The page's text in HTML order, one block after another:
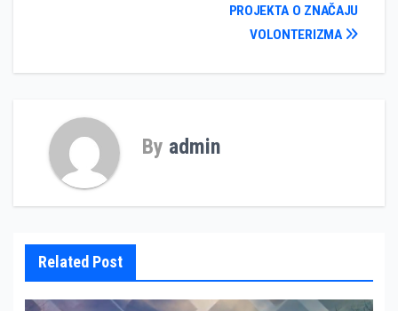
PROJEKTA O ZNAČAJU
VOLONTERIZMA
By admin
Related Post